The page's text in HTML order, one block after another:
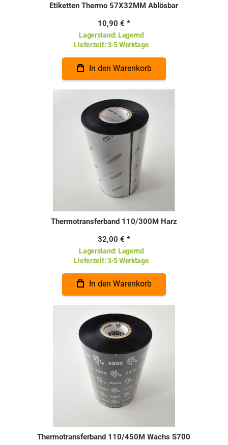
Etiketten Thermo 57X32MM Ablösbar
10,90 €
Lagerstand: Lagernd
Lieferzeit:3-5 Werktage
In den Warenkorb
Thermotransferband 110/300M Harz
32,00 €
Lagerstand: Lagernd
Lieferzeit:3-5 Werktage
In den Warenkorb
Thermotransferband 110/450M Wachs S700